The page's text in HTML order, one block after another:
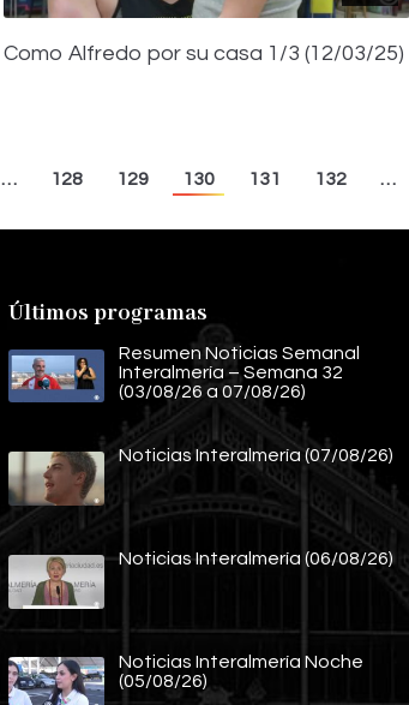
Como Alfredo por su casa 1/3 (12/03/25)
… 128 129 130 131 132 …
Últimos programas
Resumen Noticias Semanal
Interalmería – Semana 32
(03/08/26 a 07/08/26)
Noticias Interalmería (07/08/26)
Noticias Interalmería (06/08/26)
Noticias Interalmería Noche
(05/08/26)